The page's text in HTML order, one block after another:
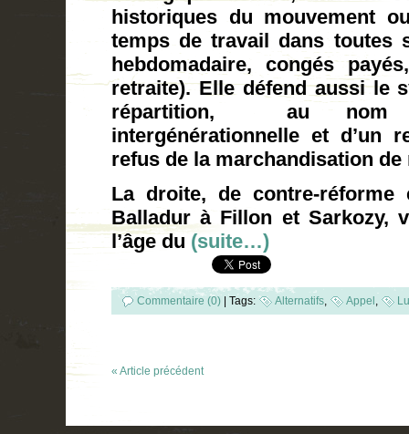
historiques du mouvement
temps de travail dans toutes
hebdomadaire, congés
retraite). Elle défend aussi le
répartition, au nom
intergénérationnelle et d’un
refus de la marchandisation de
La droite, de contre-réforme
Balladur à Fillon et Sarkozy,
l’âge du (suite…)
Commentaire (0) Tags: Alternatifs, Appel ,
« Article précédent